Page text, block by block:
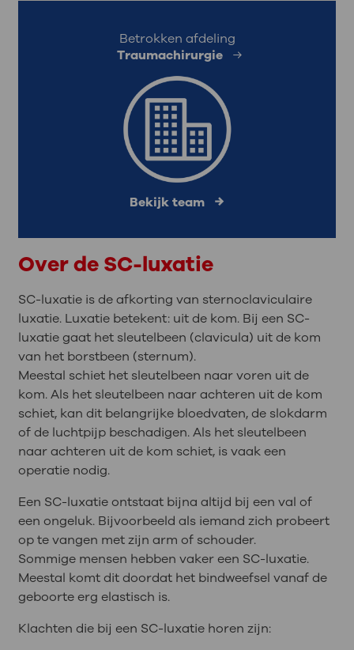
Betrokken afdeling
Traumachirurgie
Bekijk team
Over de SC-luxatie
SC-luxatie is de afkorting van sternoclaviculaire
luxatie. Luxatie betekent: uit de kom. Bij een SC-
luxatie gaat het sleutelbeen (clavicula) uit de kom
van het borstbeen (sternum).
Meestal schiet het sleutelbeen naar voren uit de
kom. Als het sleutelbeen naar achteren uit de kom
schiet, kan dit belangrijke bloedvaten, de slokdarm
of de luchtpijp beschadigen. Als het sleutelbeen
naar achteren uit de kom schiet, is vaak een
operatie nodig.
Een SC-luxatie ontstaat bijna altijd bij een val of
een ongeluk. Bijvoorbeeld als iemand zich probeert
op te vangen met zijn arm of schouder.
Sommige mensen hebben vaker een SC-luxatie.
Meestal komt dit doordat het bindweefsel vanaf de
geboorte erg elastisch is.
Klachten die bij een SC-luxatie horen zijn: